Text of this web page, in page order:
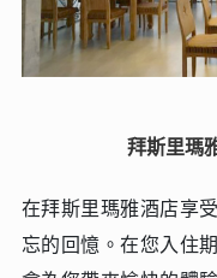
拜斯里瑪
在拜斯里瑪雅酒店享
忘的回憶。在您入住